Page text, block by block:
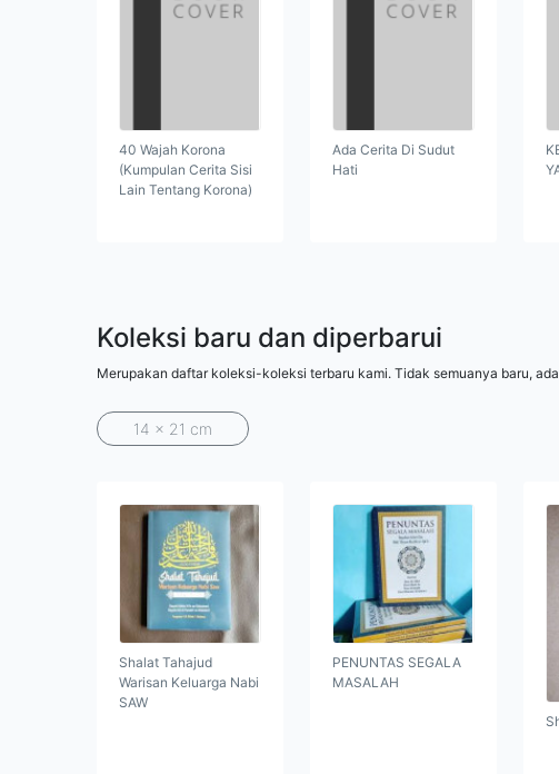
40 Wajah Korona
(Kumpulan Cerita Sisi
Lain Tentang Korona)
Ada Cerita Di Sudut
Hati
Koleksi baru dan diperbarui
Merupakan daftar koleksi-koleksi terbaru kami. Tidak semuanya baru,
14 x 21 cm
Shalat Tahajud
Warisan Keluarga Nabi
SAW
PENUNTAS SEGALA
MASALAH